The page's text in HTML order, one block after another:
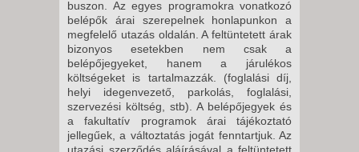
buszon. Az egyes programokra vonatkozó
belépők árai szerepelnek honlapunkon a
megfelelő utazás oldalán. A feltüntetett árak
bizonyos esetekben nem csak a
belépőjegyeket, hanem a járulékos
költségeket is tartalmazzák. (foglalási díj,
helyi idegenvezető, parkolás, foglalási,
szervezési költség, stb). A belépőjegyek és
a fakultatív programok árai tájékoztató
jellegűek, a változtatás jogát fenntartjuk. Az